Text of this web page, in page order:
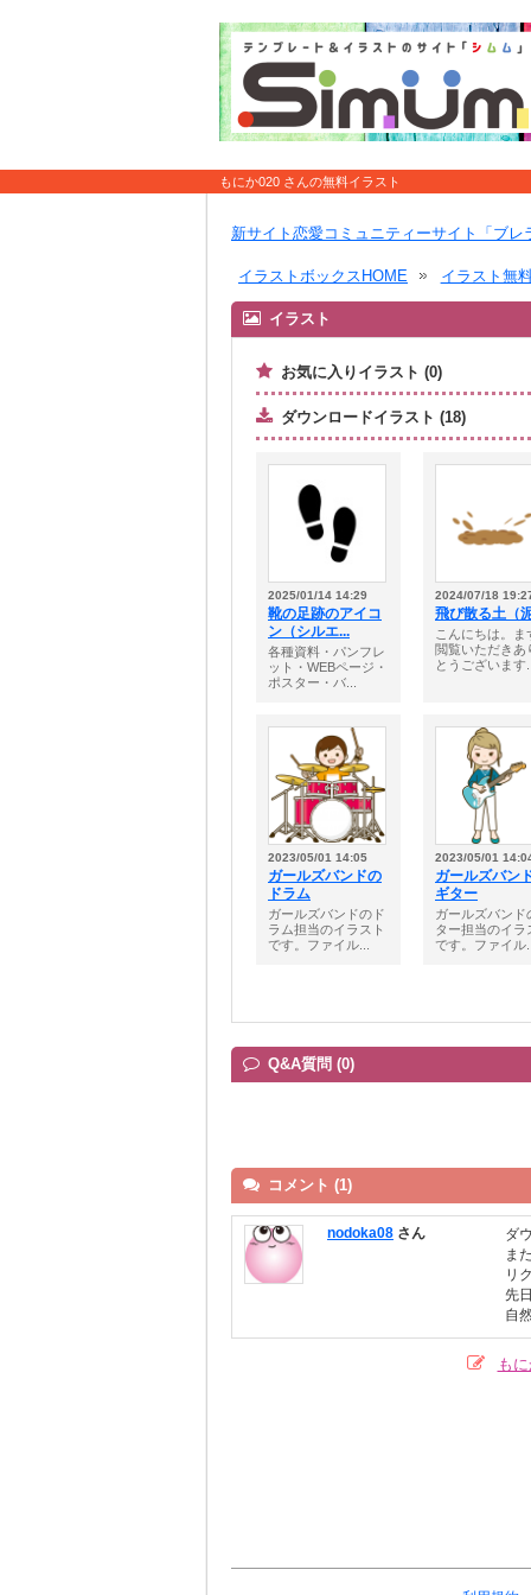
もにか020 さんの無料イラスト
新サイト恋愛コミュニティーサイト「ブレ
イラストボックスHOME イラスト無
イラスト
お気に入りイラスト (0)
ダウンロードイラスト (18)
2025/01/14 14:29
靴の足跡のアイコ
ン（シルエ...
各種資料・パンフレ
ット・WEBページ・
ポスター・バ...
2024/07/18
飛び散る土（
こんにちは。ま
閲覧いただきあ
とうございます
2023/05/01 14:05
ガールズバンドの
ドラム
ガールズバンドのド
ラム担当のイラスト
です。ファイル...
2023/05/01
ガールズバン
ギター
ガールズバンド
ター担当のイラ
です。ファイル
Q&A質問 (0)
コメント (1)
nodoka08 さん
ダ
ま
リ
先
自
も